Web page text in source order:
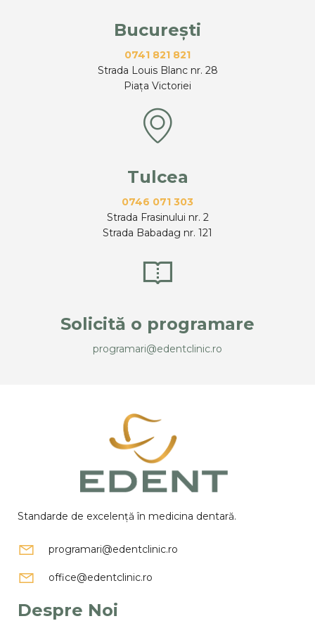
București
0741 821 821
Strada Louis Blanc nr. 28
Piața Victoriei
Tulcea
0746 071 303
Strada Frasinului nr. 2
Strada Babadag nr. 121
Solicită o programare
programari@edentclinic.ro
Standarde de excelență în medicina dentară.
programari@edentclinic.ro
office@edentclinic.ro
Despre Noi